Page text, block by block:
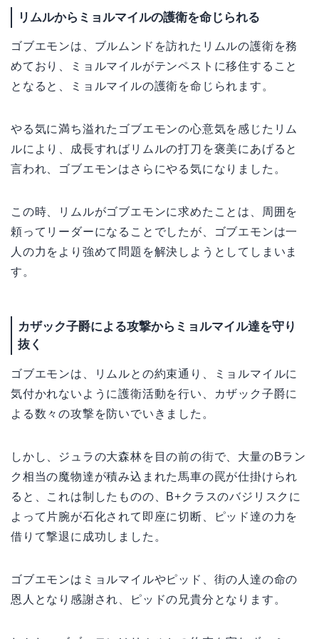
リムルからミョルマイルの護衛を命じられる
ゴブエモンは、ブルムンドを訪れたリムルの護衛を務
めており、ミョルマイルがテンペストに移住すること
となると、ミョルマイルの護衛を命じられます。
やる気に満ち溢れたゴブエモンの心意気を感じたリム
ルにより、成長すればリムルの打刀を褒美にあげると
言われ、ゴブエモンはさらにやる気になりました。
この時、リムルがゴブエモンに求めたことは、周囲を
頼ってリーダーになることでしたが、ゴブエモンは一
人の力をより強めて問題を解決しようとしてしまいま
す。
カザック子爵による攻撃からミョルマイル達を守り
抜く
ゴブエモンは、リムルとの約束通り、ミョルマイルに
気付かれないように護衛活動を行い、カザック子爵に
よる数々の攻撃を防いでいきました。
しかし、ジュラの大森林を目の前の街で、大量のBラン
ク相当の魔物達が積み込まれた馬車の罠が仕掛けられ
ると、これは制したものの、B+クラスのバジリスクに
よって片腕が石化されて即座に切断、ピッド達の力を
借りて撃退に成功しました。
ゴブエモンはミョルマイルやピッド、街の人達の命の
恩人となり感謝され、ピッドの兄貴分となります。